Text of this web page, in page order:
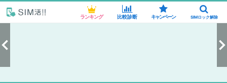
ランキング 比較診断 キャンペーン SIMロック解除
ランキング 比較診断 キャンペーン SIMロック解除